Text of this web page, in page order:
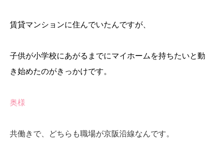
賃貸マンションに住んでいたんですが、
子供が小学校にあがるまでにマイホームを持ちたいと動
き始めたのがきっかけです。
奥様
共働きで、どちらも職場が京阪沿線なんです。